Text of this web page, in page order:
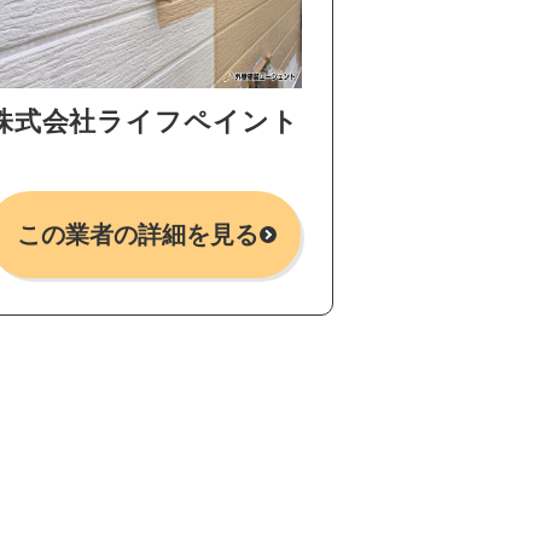
式会社ライフペイント
この業者の詳細を見る